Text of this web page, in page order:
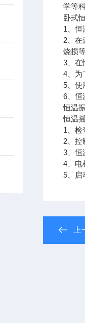
学等
卧式
1、恒
2、在
烧损
3、在
4、为
5、使
6、恒
恒温
恒温
1、检
2、控
3、恒
4、电
5、启